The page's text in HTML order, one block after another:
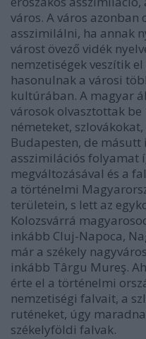
város. A város azonban
asszimilálni, ha annak
várost övező vidék
nemzetiségek veszítik
hasonulnak a városi
kultúrában. A magyar
városok olvasztottak be
németeket,
Budapesten, de
asszimilációs folyamat
megváltozásával és a
a történelmi
területein, s lett az
Kolozsvárrá
inkább Cluj-Napoca,
már a székely
inkább Târgu Mureş.
érte el a történelmi
nemzetiségi falvait, a
ruténeket, úgy
székelyföldi falvak.